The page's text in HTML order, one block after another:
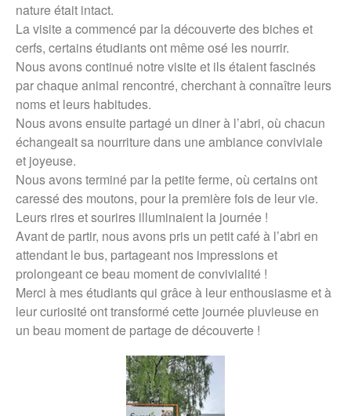
nature était intact.
La visite a commencé par la découverte des biches et
cerfs, certains étudiants ont même osé les nourrir.
Nous avons continué notre visite et ils étaient fascinés
par chaque animal rencontré, cherchant à connaître leurs
noms et leurs habitudes.
Nous avons ensuite partagé un diner à l’abri, où chacun
échangeait sa nourriture dans une ambiance conviviale
et joyeuse.
Nous avons terminé par la petite ferme, où certains ont
caressé des moutons, pour la première fois de leur vie.
Leurs rires et sourires illuminaient la journée !
Avant de partir, nous avons pris un petit café à l’abri en
attendant le bus, partageant nos impressions et
prolongeant ce beau moment de convivialité !
Merci à mes étudiants qui grâce à leur enthousiasme et à
leur curiosité ont transformé cette journée pluvieuse en
un beau moment de partage de découverte !